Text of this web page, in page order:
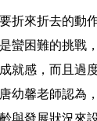
折來折去的動
蠻困難的挑戰
就感，而且過
幼馨老師認為